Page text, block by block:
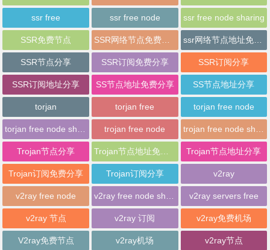
ssr free ssr free node ssr free node sharing
SSR免费节点
SSR节点分享 SSR订阅免费分享 SSR订阅分享
SSR订阅地址分享 SS节点地址免费分享 SS节点地址分享
torjan torjan free torjan free node
trojan free node
Trojan节点分享 Trojan节点地址分享
Trojan订阅免费分享 Trojan订阅分享 v2ray
v2ray free node v2ray servers free
v2ray 节点 v2ray 订阅 v2ray免费机场
V2ray免费节点 v2ray机场 v2ray节点